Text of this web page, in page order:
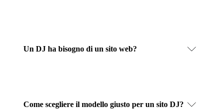
Un DJ ha bisogno di un sito web?
Come scegliere il modello giusto per un sito DJ?